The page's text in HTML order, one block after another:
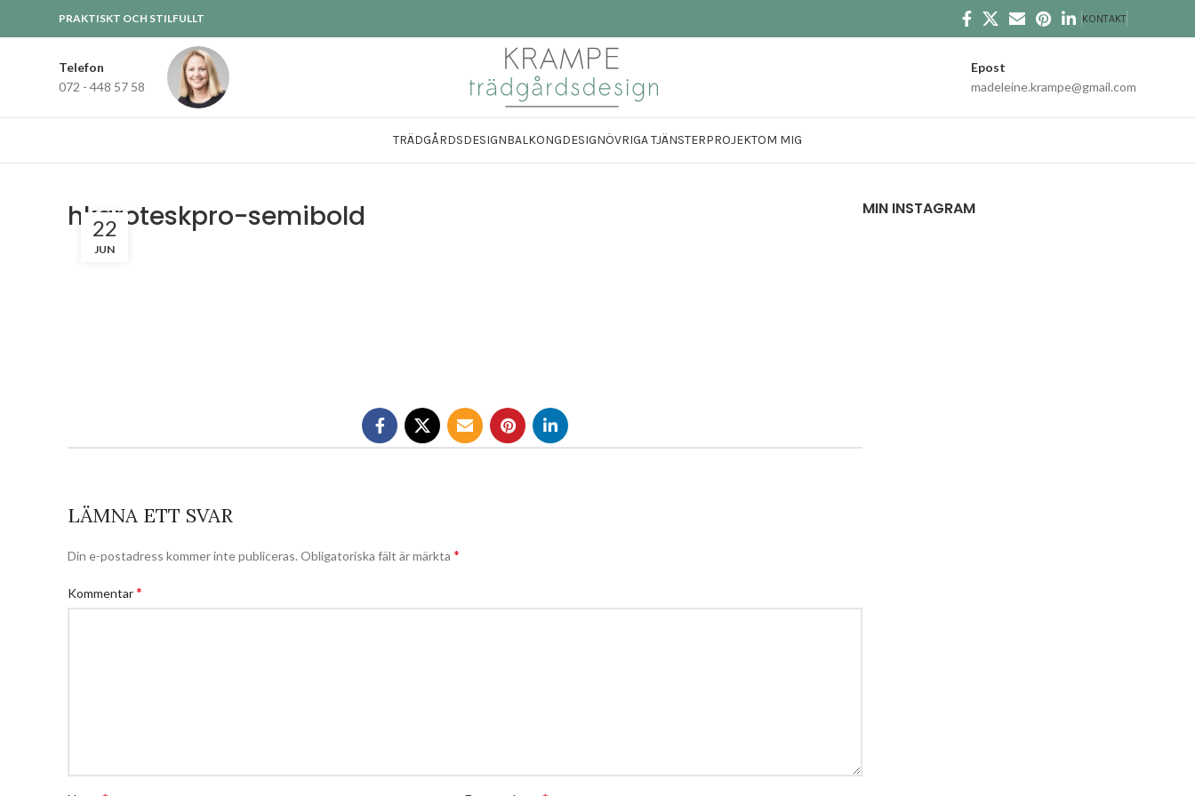
PRAKTISKT OCH STILFULLT KONTAKT
Telefon
072 - 448 57 58
Epost
madeleine.krampe@gmail.com
TRÄDGÅRDSDESIGNBALKONGDESIGNÖVRIGA TJÄNSTERPROJEKTOM MIG
hkgroteskpro-semibold
22
JUN
LÄMNA ETT SVAR
Din e-postadress kommer inte publiceras. Obligatoriska fält är märkta *
Kommentar*
MIN INSTAGRAM